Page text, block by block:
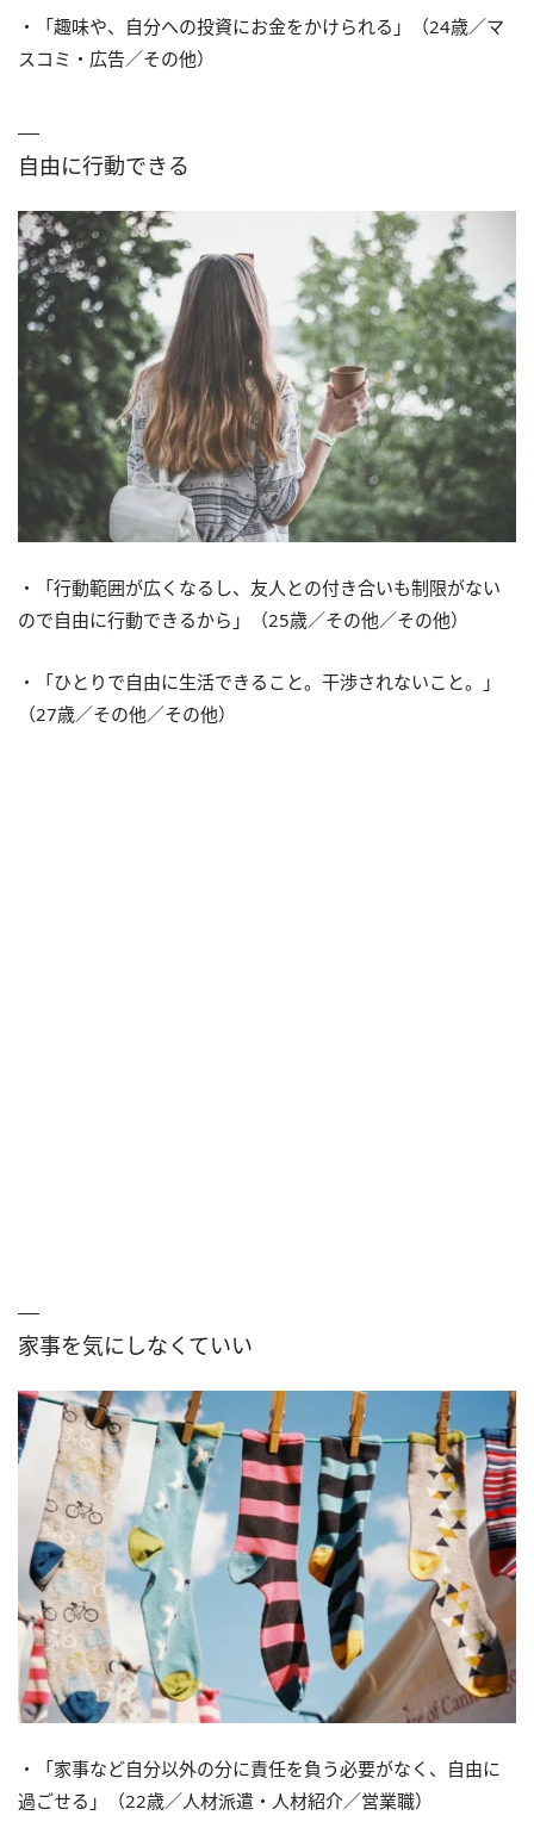
・「趣味や、自分への投資にお金をかけられる」（24歳／マ
スコミ・広告／その他）
自由に行動できる
・「行動範囲が広くなるし、友人との付き合いも制限がない
ので自由に行動できるから」（25歳／その他／その他）
・「ひとりで自由に生活できること。干渉されないこと。」
（27歳／その他／その他）
家事を気にしなくていい
・「家事など自分以外の分に責任を負う必要がなく、自由に
過ごせる」（22歳／人材派遣・人材紹介／営業職）